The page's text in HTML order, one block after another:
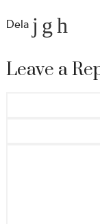
Dela
Leave a